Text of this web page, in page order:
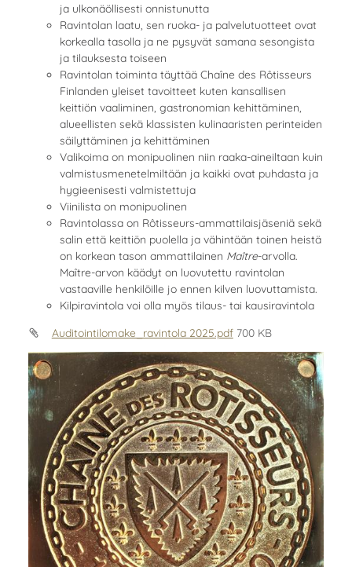
ja ulkonäöllisesti onnistunutta
Ravintolan laatu, sen ruoka- ja palvelutuotteet ovat
korkealla tasolla ja ne pysyvät samana sesongista
ja tilauksesta toiseen
Ravintolan toiminta täyttää Chaîne des Rôtisseurs
Finlanden yleiset tavoitteet kuten kansallisen
keittiön vaaliminen, gastronomian kehittäminen,
alueellisten sekä klassisten kulinaaristen perinteiden
säilyttäminen ja kehittäminen
Valikoima on monipuolinen niin raaka-aineiltaan kuin
valmistusmenetelmiltään ja kaikki ovat puhdasta ja
hygieenisesti valmistettuja
Viinilista on monipuolinen
Ravintolassa on Rôtisseurs-ammattilaisjäseniä sekä
salin että keittiön puolella ja vähintään toinen heistä
on korkean tason ammattilainen Maître-arvolla.
Maître-arvon käädyt on luovutettu ravintolan
vastaaville henkilöille jo ennen kilven luovuttamista.
Kilpiravintola voi olla myös tilaus- tai kausiravintola
Auditointilomake_ravintola 2025.pdf 700 KB